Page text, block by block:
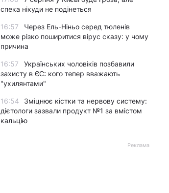
спека нікуди не подінеться
16:57
Через Ель-Ніньо серед тюленів
може різко поширитися вірус сказу: у чому
причина
16:57
Українських чоловіків позбавили
захисту в ЄС: кого тепер вважають
"ухилянтами"
16:54
Зміцнює кістки та нервову систему:
дієтологи зазвали продукт №1 за вмістом
кальцію
Реклама